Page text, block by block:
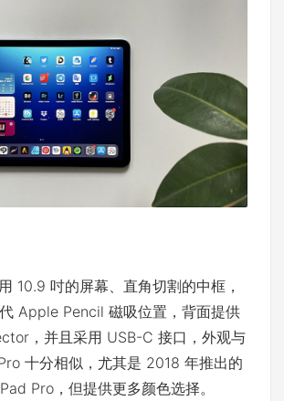
10.9 吋的屏幕、直角切割的中框，
Apple Pencil 磁吸位置，背面提供
，并且采用 USB-C 接口，外观与
十分相似，尤其是 2018 年推出的
Pro，但提供更多颜色选择。